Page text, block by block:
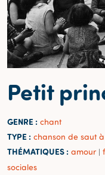
Petit
GENRE : chant
TYPE : chanson de saut
THÉMATIQUES : amour |
sociales